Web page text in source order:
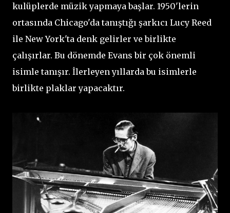
kulüplerde müzik yapmaya başlar. 1950'lerin
ortasında Chicago'da tanıştığı şarkıcı Lucy Reed
ile New York'ta denk gelirler ve birlikte
çalışırlar. Bu dönemde Evans bir çok önemli
isimle tanışır. İlerleyen yıllarda bu isimlerle
birlikte plaklar yapacaktır.